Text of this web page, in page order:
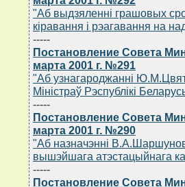
"Аб выдзяленнi грашовых
кiравання i рэагавання на
-----
Постановление Совета
марта 2001 г. №291
"Аб узнагароджаннi
Мiнiстраў Рэспублiкi
-----
Постановление Совета
марта 2001 г. №290
"Аб назначэннi
вышэйшага атэстацыйнага
-----
Постановление Совета